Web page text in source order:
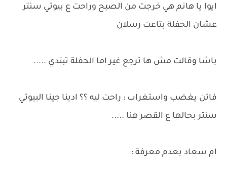
ايوا يا هانم هي خرجت من الصبح وراحت ع بيوتي سنتر
عشان الحفلة بتاعت رسلان
باشا وقالت مش ها ترجع غير اما الحفلة تبتدي .....
فاتن يغضب واستغراب : راحت ليه ؟؟ ادينا جينا البيوتي
سنتر بحالها ع القصر هنا .....
ام سعاد بعدم معرفة :